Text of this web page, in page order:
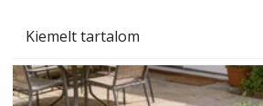
Kiemelt tartalom